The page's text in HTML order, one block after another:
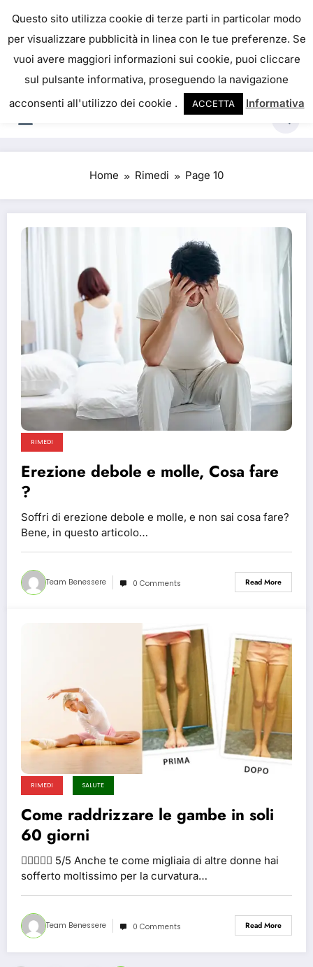
IL PORTALE DEL BENESSERE
La salute è come il denaro, non abbiamo mai una
vera idea del suo valore fino a quando la
perdiamo. Josh Billings
Home Rimedi Page 10
RIMEDI
Erezione debole e molle, Cosa fare
?
Soffri di erezione debole e molle, e non sai cosa fare?
Bene, in questo articolo…
Team Benessere 0 Comments Read More
RIMEDI SALUTE
Come raddrizzare le gambe in soli
60 giorni
 5/5 Anche te come migliaia di altre donne hai
sofferto moltissimo per la curvatura…
Team Benessere 0 Comments Read More
Questo sito utilizza cookie di terze parti in particolar modo
per visualizzare pubblicità in linea con le tue preferenze. Se
vuoi avere maggiori informazioni sui cookie, puoi cliccare
sul pulsante informativa, proseguendo la navigazione
acconsenti all'utilizzo dei cookie .
ACCETTA Informativa